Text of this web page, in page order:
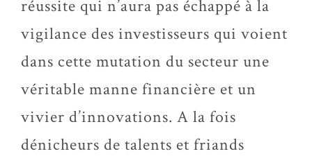
réussite qui n’aura pas échappé à la
vigilance des investisseurs qui voient
dans cette mutation du secteur une
véritable manne financière et un
vivier d’innovations. A la fois
dénicheurs de talents et friands